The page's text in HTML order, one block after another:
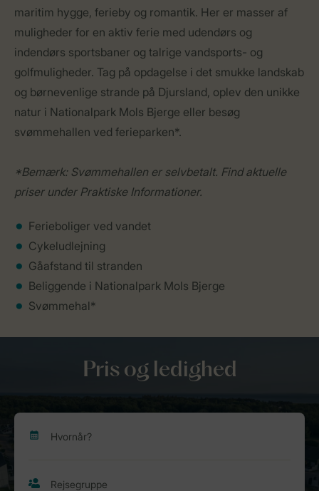
maritim hygge, ferieby og romantik. Her er masser af
muligheder for en aktiv ferie med udendørs og
indendørs sportsbaner og talrige vandsports- og
golfmuligheder. Tag på opdagelse i det smukke landskab
og børnevenlige strande på Djursland, oplev den unikke
natur i Nationalpark Mols Bjerge eller besøg
svømmehallen ved ferieparken*.
*Bemærk: Svømmehallen er selvbetalt. Find aktuelle
priser under Praktiske Informationer.
Ferieboliger ved vandet
Cykeludlejning
Gåafstand til stranden
Beliggende i Nationalpark Mols Bjerge
Svømmehal*
Pris og ledighed